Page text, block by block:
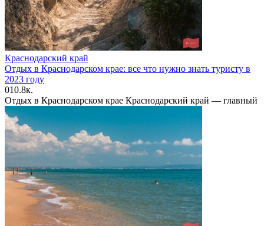
Краснодарский край
Отдых в Краснодарском крае: все что нужно знать туристу в
2023 году
010.8к.
Отдых в Краснодарском крае Краснодарский край — главный